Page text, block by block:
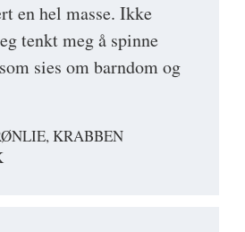
en hel masse. Ikke
tenkt meg å spinne
sies om barndom og
KRABBEN